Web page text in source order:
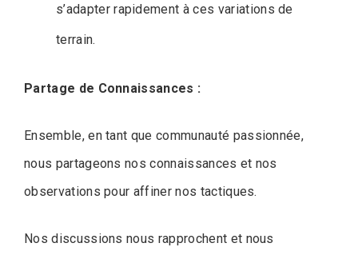
s’adapter rapidement à ces variations de
terrain.
Partage de Connaissances :
Ensemble, en tant que communauté passionnée,
nous partageons nos connaissances et nos
observations pour affiner nos tactiques.
Nos discussions nous rapprochent et nous